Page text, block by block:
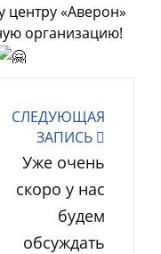
«Аверон»
организацию!
СЛЕДУЮЩАЯ
ЗАПИСЬ
Уже очень
скоро у нас
будем
обсуждать